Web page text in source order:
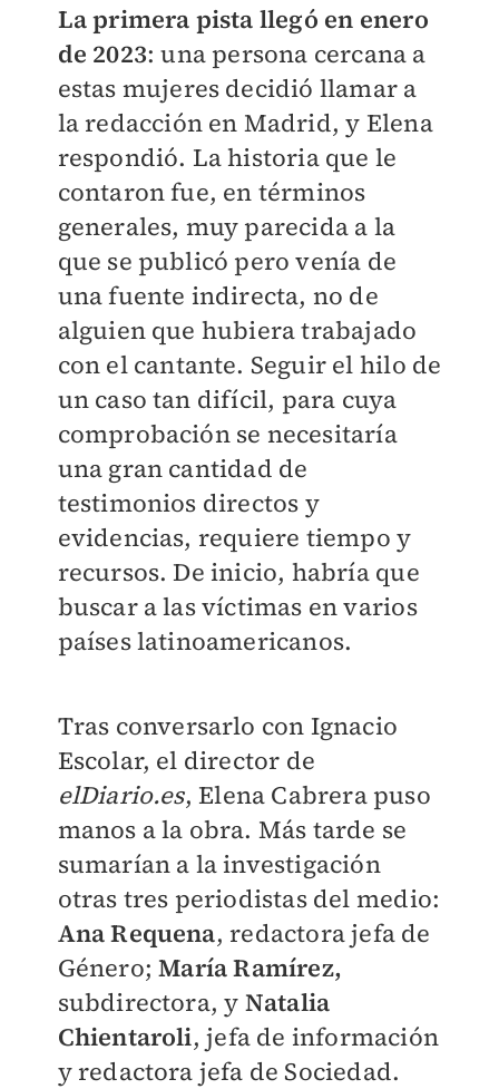
La primera pista llegó en enero
de 2023: una persona cercana a
estas mujeres decidió llamar a
la redacción en Madrid, y Elena
respondió. La historia que le
contaron fue, en términos
generales, muy parecida a la
que se publicó pero venía de
una fuente indirecta, no de
alguien que hubiera trabajado
con el cantante. Seguir el hilo de
un caso tan difícil, para cuya
comprobación se necesitaría
una gran cantidad de
testimonios directos y
evidencias, requiere tiempo y
recursos. De inicio, habría que
buscar a las víctimas en varios
países latinoamericanos.
Tras conversarlo con Ignacio
Escolar, el director de
elDiario.es, Elena Cabrera puso
manos a la obra. Más tarde se
sumarían a la investigación
otras tres periodistas del medio:
Ana Requena, redactora jefa de
Género;María Ramírez,
subdirectora, y Natalia
Chientaroli, jefa de información
y redactora jefa de Sociedad.